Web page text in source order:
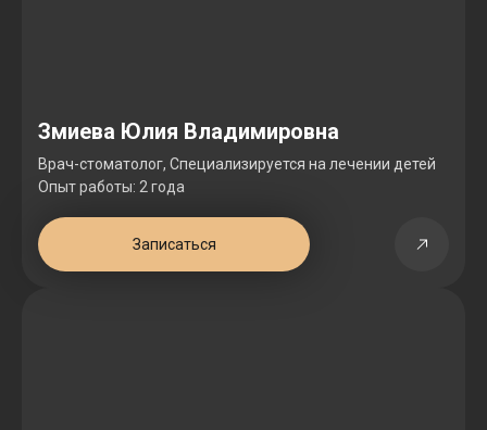
Змиева Юлия Владимировна
Врач-стоматолог, Специализируется на лечении детей
Опыт работы: 2 года
Записаться